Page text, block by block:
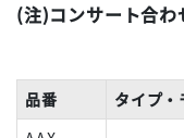
(注)コンサート合わ
品番 タイプ・